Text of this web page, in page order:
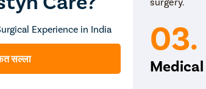
Experience in India
सल्ला
03.